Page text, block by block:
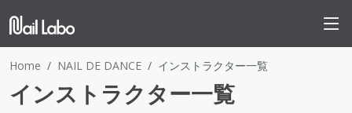
Home NAIL DE DANCE インストラクター一覧
インストラクター一覧